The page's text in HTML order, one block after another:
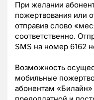
При желании
пожертвования или
отправив слово
соответственно.
SMS на номер 6162
Возможность
мобильные
абонентам